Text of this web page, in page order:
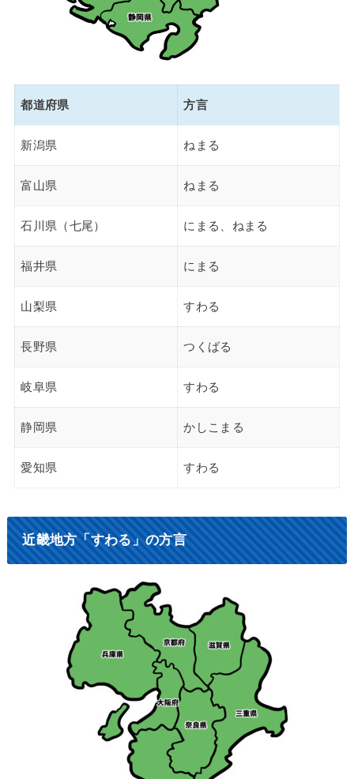
都道府県 方言
新潟県 ねまる
富山県 ねまる
石川県（七尾） にまる、ねまる
福井県 にまる
山梨県 すわる
長野県 つくばる
岐阜県 すわる
静岡県 かしこまる
愛知県 すわる
近畿地方「すわる」の方言